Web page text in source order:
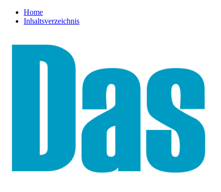
Home
Inhaltsverzeichnis